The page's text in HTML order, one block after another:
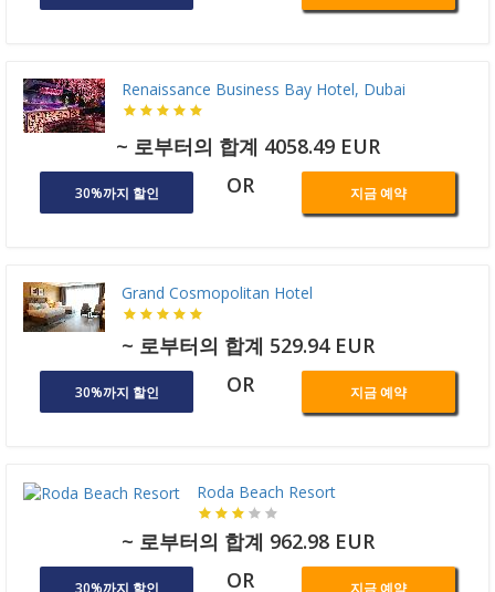
Renaissance Business Bay Hotel, Dubai
~ 로부터의 합계 4058.49 EUR
30%까지 할인 OR 지금 예약
Grand Cosmopolitan Hotel
~ 로부터의 합계 529.94 EUR
30%까지 할인 OR 지금 예약
Roda Beach Resort
~ 로부터의 합계 962.98 EUR
30%까지 할인 OR 지금 예약